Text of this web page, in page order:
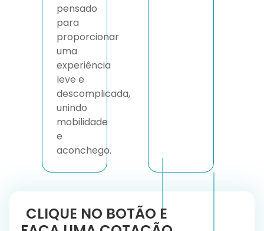
pensado
para
proporcionar
uma
experiência
leve e
descomplicada,
unindo
mobilidade
e
aconchego.
CLIQUE NO BOTÃO E